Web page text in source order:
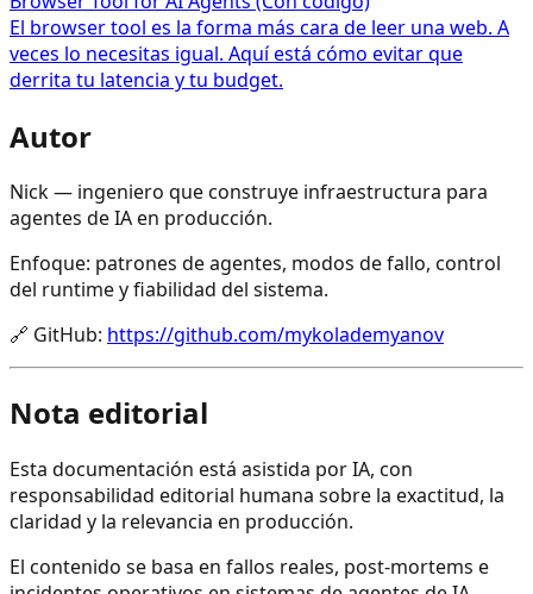
El browser tool es la forma más cara de leer una web. A
veces lo necesitas igual. Aquí está cómo evitar que
derrita tu latencia y tu budget.
Autor
Nick — ingeniero que construye infraestructura para
agentes de IA en producción.
Enfoque: patrones de agentes, modos de fallo, control
del runtime y fiabilidad del sistema.
🔗 GitHub: https://github.com/mykolademyanov
Nota editorial
Esta documentación está asistida por IA, con
responsabilidad editorial humana sobre la exactitud, la
claridad y la relevancia en producción.
El contenido se basa en fallos reales, post-mortems e